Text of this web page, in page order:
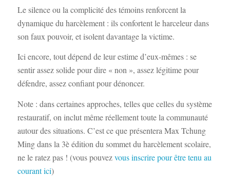
Le silence ou la complicité des témoins renforcent la
dynamique du harcèlement : ils confortent le harceleur dans
son faux pouvoir, et isolent davantage la victime.
Ici encore, tout dépend de leur estime d’eux-mêmes : se
sentir assez solide pour dire « non », assez légitime pour
défendre, assez confiant pour dénoncer.
Note : dans certaines approches, telles que celles du système
restauratif, on inclut même réellement toute la communauté
autour des situations. C’est ce que présentera Max Tchung
Ming dans la 3è édition du sommet du harcèlement scolaire,
ne le ratez pas ! (vous pouvezvous inscrire pour être tenu au
courant ici)